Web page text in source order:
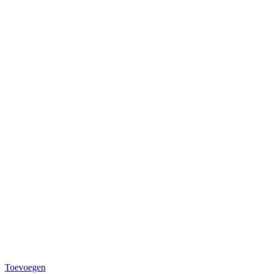
Toevoegen